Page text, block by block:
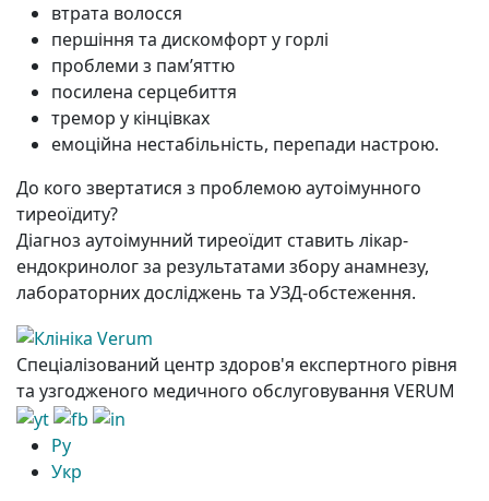
втрата волосся
першіння та дискомфорт у горлі
проблеми з пам’яттю
посилена серцебиття
тремор у кінцівках
емоційна нестабільність, перепади настрою.
До кого звертатися з проблемою аутоімунного
тиреоїдиту?
Діагноз аутоімунний тиреоїдит ставить лікар-
ендокринолог за результатами збору анамнезу,
лабораторних досліджень та УЗД-обстеження.
Спеціалізований центр здоров'я експертного рівня
та узгодженого медичного обслуговування VERUM
Ру
Укр